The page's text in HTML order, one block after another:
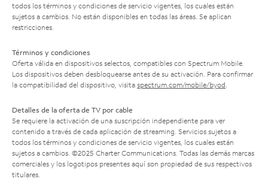
todos los términos y condiciones de servicio vigentes, los cuales están
sujetos a cambios. No están disponibles en todas las áreas. Se aplican
restricciones.
Términos y condiciones
Oferta válida en dispositivos selectos, compatibles con Spectrum Mobile.
Los dispositivos deben desbloquearse antes de su activación. Para confirmar
la compatibilidad del dispositivo, visita spectrum.com/mobile/byod
Detalles de la oferta de TV por cable
Se requiere la activación de una suscripción independiente para ver
contenido a través de cada aplicación de streaming. Servicios sujetos a
todos los términos y condiciones de servicio vigentes, los cuales están
sujetos a cambios. ©2025 Charter Communications. Todas las demás marcas
comerciales y los logotipos presentes aquí son propiedad de sus respectivos
titulares.